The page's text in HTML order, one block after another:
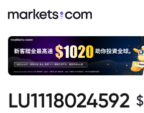
LU1118024592 $